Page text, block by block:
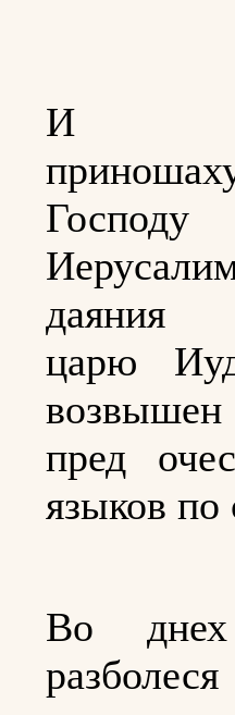
И
даяния
царю
пред
языков по
Во